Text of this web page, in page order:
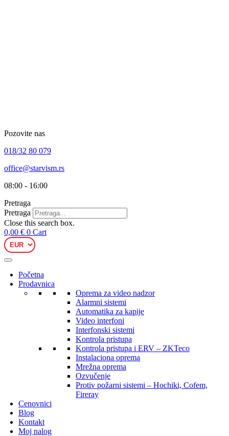
Pozovite nas
018/32 80 079
office@starvism.rs
08:00 - 16:00
Pretraga
Pretraga
Close this search box.
0,00 € 0 Cart
Početna
Prodavnica
Oprema za video nadzor
Alarmni sistemi
Automatika za kapije
Video interfoni
Interfonski sistemi
Kontrola pristupa
Kontrola pristupa i ERV – ZKTeco
Instalaciona oprema
Mrežna oprema
Ozvučenje
Protiv požarni sistemi – Hochiki, Cofem,
Fireray
Cenovnici
Blog
Kontakt
Moj nalog